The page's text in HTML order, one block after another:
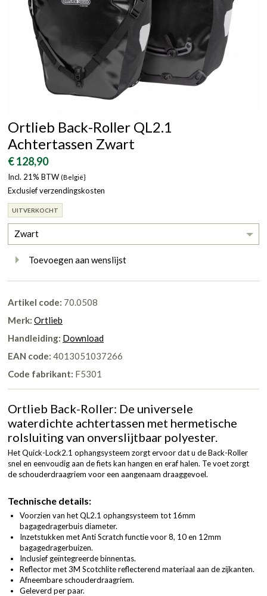
Ortlieb Back-Roller QL2.1
Achtertassen Zwart
€ 128,90
Incl. 21% BTW (België}
Exclusief verzendingskosten
UITVERKOCHT
Zwart
Toevoegen aan wenslijst
Artikel code: 70.0508
Merk: Ortlieb
Handleiding: Download
EAN code: 4013051037266
Code fabrikant: F5301
Ortlieb Back-Roller: De universele
waterdichte achtertassen met hermetische
rolsluiting van onverslijtbaar polyester.
Het Quick-Lock2.1 ophangsysteem zorgt ervoor dat u de Back-Roller
snel en eenvoudig aan de fiets kan hangen en eraf halen. Te voet zorgt
de schouderdraagriem voor een aangenaam draaggevoel.
Technische details:
Voorzien van het QL2.1 ophangsysteem tot 16mm
bagagedragerbuis diameter.
Inzetstukken met Anti Scratch functie voor 8, 10 en 12mm
bagagedragerbuizen.
Inclusief geïntegreerde binnentas.
Reflector met 3M Scotchlite reflecterend materiaal aan de zijkanten.
Afneembare schouderdraagriem.
Geleverd per paar.